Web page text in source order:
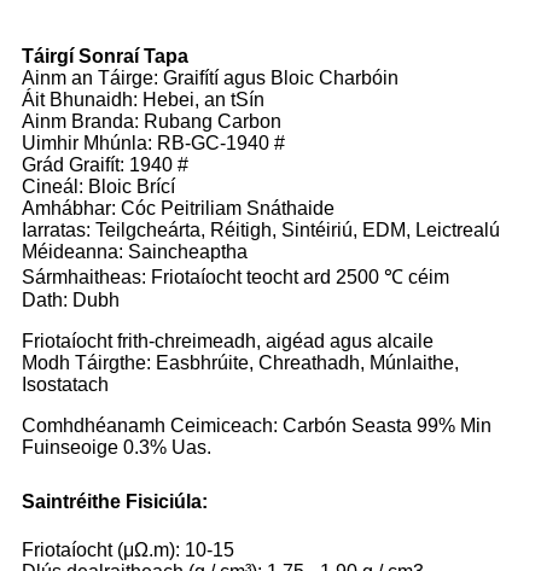
Táirgí Sonraí Tapa
Ainm an Táirge: Graifítí agus Bloic Charbóin
Áit Bhunaidh: Hebei, an tSín
Ainm Branda: Rubang Carbon
Uimhir Mhúnla: RB-GC-1940 #
Grád Graifít: 1940 #
Cineál: Bloic Brící
Amhábhar: Cóc Peitriliam Snáthaide
Iarratas: Teilgcheárta, Réitigh, Sintéiriú, EDM, Leictrealú
Méideanna: Saincheaptha
Sármhaitheas: Friotaíocht teocht ard 2500 ℃ céim
Dath: Dubh
Friotaíocht frith-chreimeadh, aigéad agus alcaile
Modh Táirgthe: Easbhrúite, Chreathadh, Múnlaithe,
Isostatach
Comhdhéanamh Ceimiceach: Carbón Seasta 99% Min
Fuinseoige 0.3% Uas.
Saintréithe Fisiciúla:
Friotaíocht (μΩ.m): 10-15